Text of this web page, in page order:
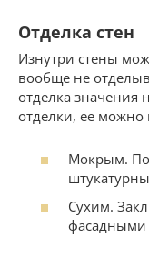
Отделка стен
Изнутри стены
вообще не
отделка значения
отделки, ее
Мокрым.
Сухим.
фасадными